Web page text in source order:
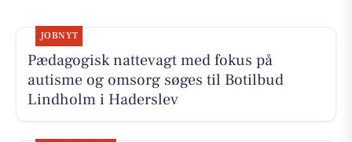
JOBNYT
Pædagogisk nattevagt med fokus på
autisme og omsorg søges til Botilbud
Lindholm i Haderslev